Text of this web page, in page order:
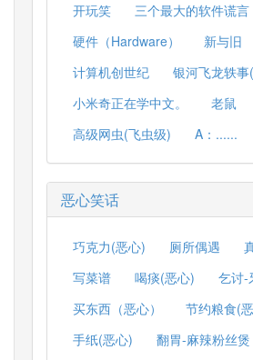
开玩笑
三个最大的软件谎言
硬件（Hardware）
新与旧
计算机创世纪
银河飞龙轶事
小米奇正在学中文。
老鼠
高级网虫(飞虫级)
A：......
恶心笑话
巧克力(恶心) 厕所偶遇
写菜谱
喝痰(恶心)
乞讨-
买东西（恶心）
节约粮食(
手纸(恶心)
翻胃-麻辣粉丝煲